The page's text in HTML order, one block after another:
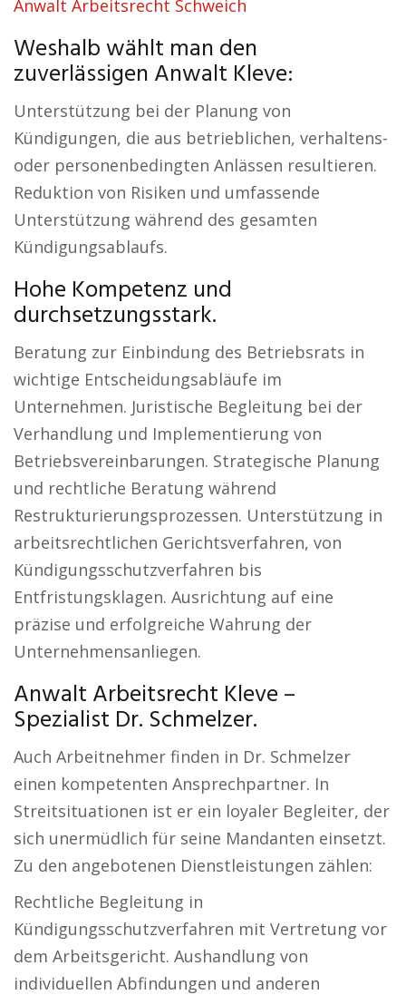
Anwalt Arbeitsrecht Schweich
Weshalb wählt man den
zuverlässigen Anwalt Kleve:
Unterstützung bei der Planung von
Kündigungen, die aus betrieblichen, verhaltens-
oder personenbedingten Anlässen resultieren.
Reduktion von Risiken und umfassende
Unterstützung während des gesamten
Kündigungsablaufs.
Hohe Kompetenz und
durchsetzungsstark.
Beratung zur Einbindung des Betriebsrats in
wichtige Entscheidungsabläufe im
Unternehmen. Juristische Begleitung bei der
Verhandlung und Implementierung von
Betriebsvereinbarungen. Strategische Planung
und rechtliche Beratung während
Restrukturierungsprozessen. Unterstützung in
arbeitsrechtlichen Gerichtsverfahren, von
Kündigungsschutzverfahren bis
Entfristungsklagen. Ausrichtung auf eine
präzise und erfolgreiche Wahrung der
Unternehmensanliegen.
Anwalt Arbeitsrecht Kleve –
Spezialist Dr. Schmelzer.
Auch Arbeitnehmer finden in Dr. Schmelzer
einen kompetenten Ansprechpartner. In
Streitsituationen ist er ein loyaler Begleiter, der
sich unermüdlich für seine Mandanten einsetzt.
Zu den angebotenen Dienstleistungen zählen:
Rechtliche Begleitung in
Kündigungsschutzverfahren mit Vertretung vor
dem Arbeitsgericht. Aushandlung von
individuellen Abfindungen und anderen